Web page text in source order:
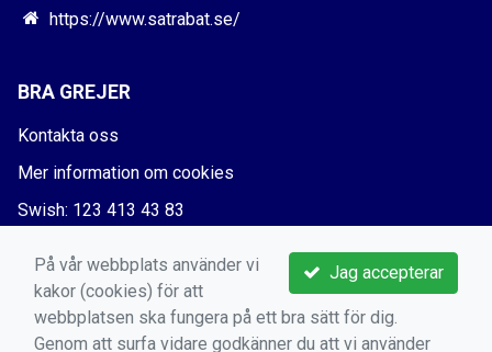
https://www.satrabat.se/
BRA GREJER
Kontakta oss
Mer information om cookies
Swish: 123 413 43 83
Jag accepterar
På vår webbplats använder vi
kakor (cookies) för att
webbplatsen ska fungera på ett bra sätt för dig.
Genom att surfa vidare godkänner du att vi använder